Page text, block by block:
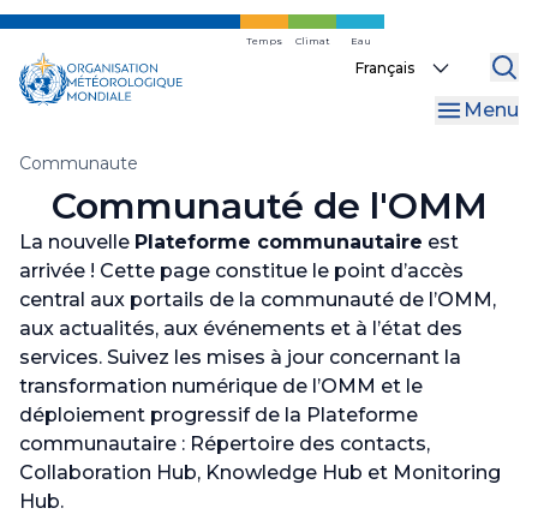
Skip
main
content
Temps Climat Eau
Select
Menu
Fil
d'Ariane
Communaute
Communauté de l'OMM
La nouvelle Plateforme communautaire est
arrivée ! Cette page constitue le point d’accès
central aux portails de la communauté de l’OMM,
aux actualités, aux événements et à l’état des
services. Suivez les mises à jour concernant la
transformation numérique de l’OMM et le
déploiement progressif de la Plateforme
communautaire : Répertoire des contacts,
Collaboration Hub, Knowledge Hub et Monitoring
Hub.